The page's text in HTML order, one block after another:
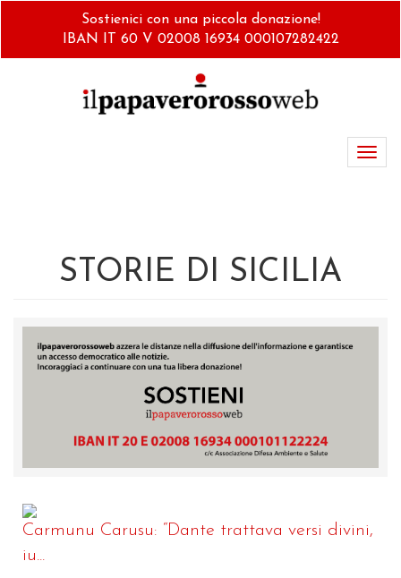
Sostienici con una piccola donazione!
IBAN IT 60 V 02008 16934 000107282422
STORIE DI SICILIA
Carmunu Carusu: “Dante trattava versi divini,
iu...